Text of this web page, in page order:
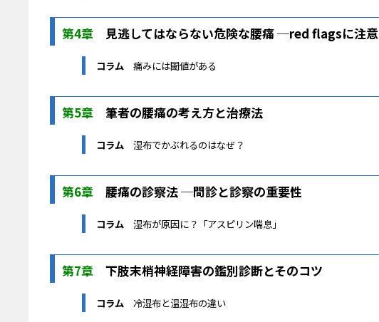
第4章 見逃してはならない危険な腰痛 ─red flagsに注意
コラム 痛みには閾値がある
第5章 筆者の腰痛の考え方と治療法
コラム 湿布でかぶれるのはなぜ？
第6章 腰痛の診察法 ─問診と診察の重要性
コラム 湿布が原因に？「アスピリン喘息」
第7章 下肢末梢神経障害の鑑別診断とそのコツ
コラム 冷湿布と温湿布の違い